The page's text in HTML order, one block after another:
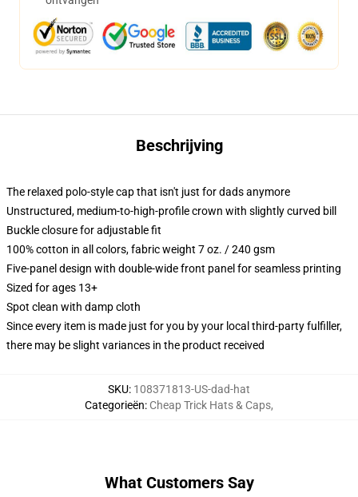
Beschrijving
The relaxed polo-style cap that isn't just for dads anymore
Unstructured, medium-to-high-profile crown with slightly curved bill
Buckle closure for adjustable fit
100% cotton in all colors, fabric weight 7 oz. / 240 gsm
Five-panel design with double-wide front panel for seamless printing
Sized for ages 13+
Spot clean with damp cloth
Since every item is made just for you by your local third-party fulfiller,
there may be slight variances in the product received
SKU: 108371813-US-dad-hat
Categorieën: Cheap Trick Hats & Caps,
What Customers Say